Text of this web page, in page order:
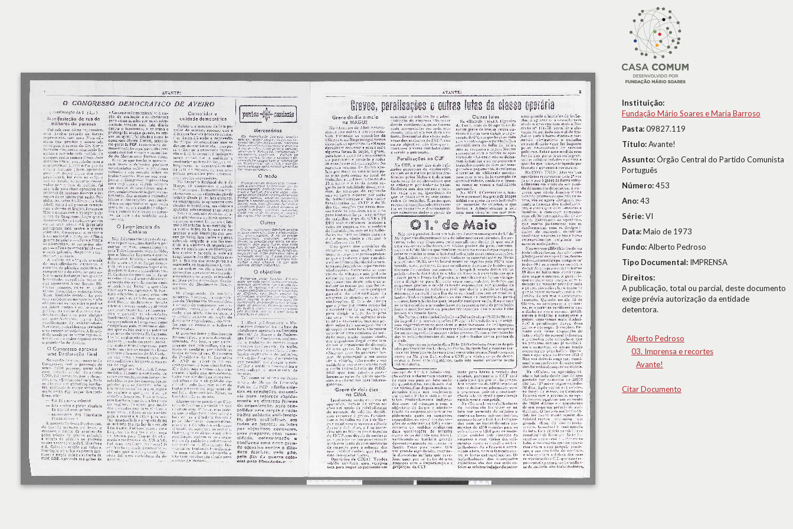
Instituição:
Fundação Mário Soares e Maria Barroso
Pasta:09827.119
Título:Avante!
Assunto:Órgão Central do Partido Comunista
Português
Número:453
Ano:43
Série:VI
Data:Maio de 1973
Fundo:Alberto Pedroso
Tipo Documental: IMPRENSA
Direitos:
A publicação, total ou parcial, deste documento
exige prévia autorização da entidade
detentora.
Alberto Pedroso
03. Imprensa e recortes
Avante!
Citar Documento